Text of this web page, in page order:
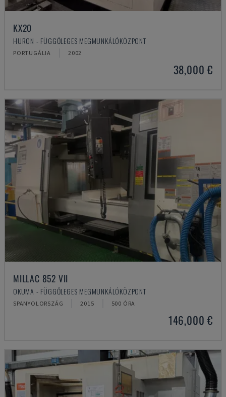
KX20
HURON - FÜGGŐLEGES MEGMUNKÁLÓKÖZPONT
PORTUGÁLIA 2002
38,000 €
MILLAC 852 VII
OKUMA - FÜGGŐLEGES MEGMUNKÁLÓKÖZPONT
SPANYOLORSZÁG 2015 500 ÓRA
146,000 €